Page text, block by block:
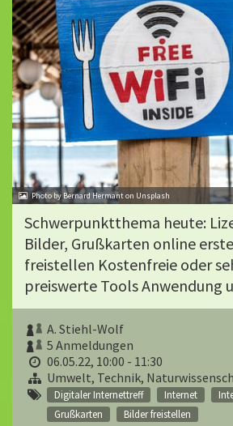
Photo by Bernard Hermant on Unsplash
Schwerpunktthema heute:
Bilder, Grußkarten online
freistellen Kostenfreie oder
preiswerte Tools Anwendung
A. Stiehl-Wolf
5 Anmeldungen
06.05.22, 10:00 - 11:30
Umwelt, Technik,
Digitaler Internettreff Internet
Grußkarten
Bilder freistellen